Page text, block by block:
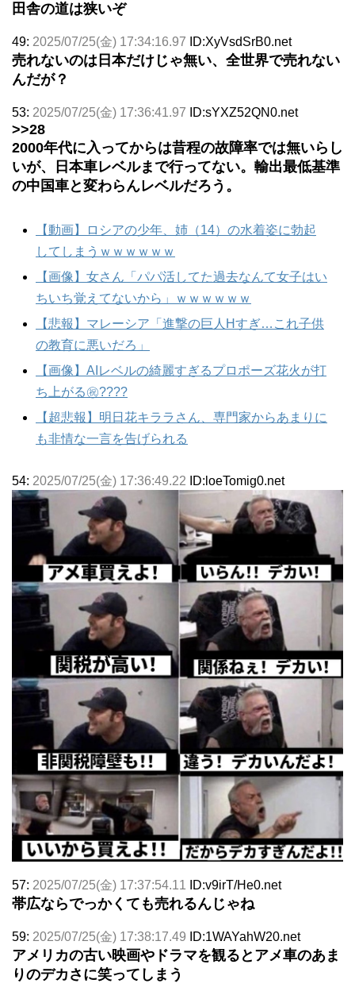
田舎の道は狭いぞ
49: 2025/07/25(金) 17:34:16.97 ID:XyVsdSrB0.net
売れないのは日本だけじゃ無い、全世界で売れない
んだが？
53: 2025/07/25(金) 17:36:41.97 ID:sYXZ52QN0.net
>>28
2000年代に入ってからは昔程の故障率では無いらし
いが、日本車レベルまで行ってない。輸出最低基準
の中国車と変わらんレベルだろう。
【動画】ロシアの少年、姉（14）の水着姿に勃起
してしまうｗｗｗｗｗｗ
【画像】女さん「パパ活してた過去なんて女子はい
ちいち覚えてないから」ｗｗｗｗｗｗ
【悲報】マレーシア「進撃の巨人Hすぎ…これ子供
の教育に悪いだろ」
【画像】AIレベルの綺麗すぎるプロポーズ花火が打
ち上がる㊗????
【超悲報】明日花キララさん、専門家からあまりに
も非情な一言を告げられる
54: 2025/07/25(金) 17:36:49.22 ID:loeTomig0.net
57: 2025/07/25(金) 17:37:54.11 ID:v9irT/He0.net
帯広ならでっかくても売れるんじゃね
59: 2025/07/25(金) 17:38:17.49 ID:1WAYahW20.net
アメリカの古い映画やドラマを観るとアメ車のあま
りのデカさに笑ってしまう